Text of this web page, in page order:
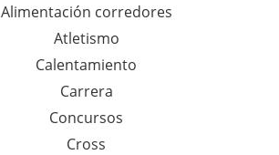
p
a
r
a
:
Alimentación corredores
Atletismo
Calentamiento
Carrera
Concursos
Cross